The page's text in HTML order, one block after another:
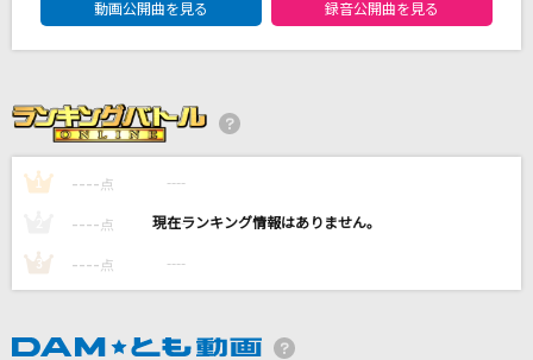
りスタート
豆柴の大群
爆裂愛してる
M!LK
シャルル
バルーン
Gee
動画公開曲を見る 録音公開曲を見る
1 ---- 点 ----
---- 点 ----
3 ---- 点 ----